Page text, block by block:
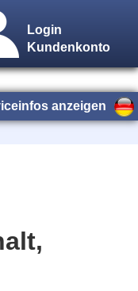
Login
Kundenkonto
anzeigen